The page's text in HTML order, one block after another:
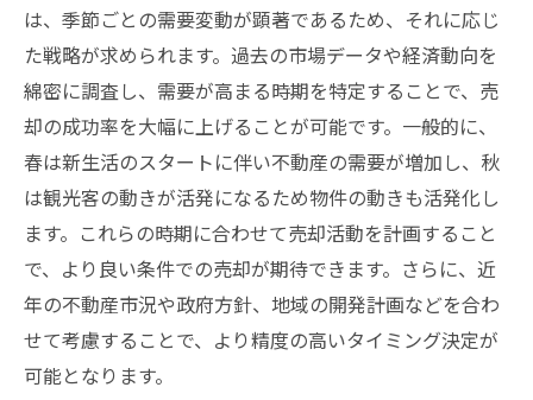
は、季節ごとの需要変動が顕著であるため、それに応じ
た戦略が求められます。過去の市場データや経済動向を
綿密に調査し、需要が高まる時期を特定することで、売
却の成功率を大幅に上げることが可能です。一般的に、
春は新生活のスタートに伴い不動産の需要が増加し、秋
は観光客の動きが活発になるため物件の動きも活発化し
ます。これらの時期に合わせて売却活動を計画すること
で、より良い条件での売却が期待できます。さらに、近
年の不動産市況や政府方針、地域の開発計画などを合わ
せて考慮することで、より精度の高いタイミング決定が
可能となります。